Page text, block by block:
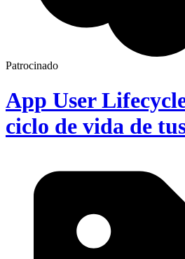
Patrocinado
App User
ciclo de vida de